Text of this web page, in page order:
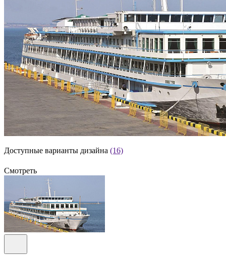
Доступные варианты дизайна (16)
Смотреть